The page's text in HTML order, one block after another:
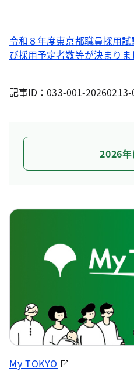
令和８年度東京都職員採用
び採用予定者数等が決まりま
記事ID：033-001-20260213-
2026年
My TOKYO